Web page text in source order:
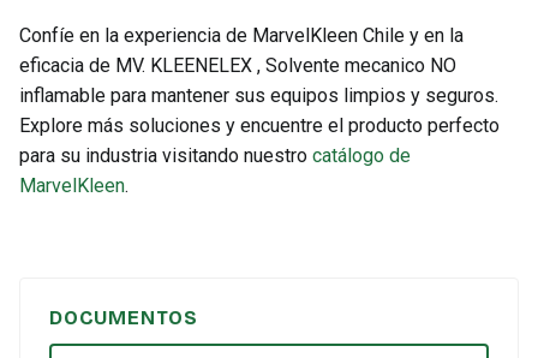
Confíe en la experiencia de MarvelKleen Chile y en la
eficacia de MV. KLEENELEX , Solvente mecanico NO
inflamable para mantener sus equipos limpios y seguros.
Explore más soluciones y encuentre el producto perfecto
para su industria visitando nuestro catálogo de
MarvelKleen.
DOCUMENTOS